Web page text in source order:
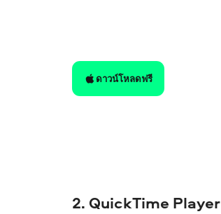
ดาวน์โหลดฟรี
2. QuickTime Player